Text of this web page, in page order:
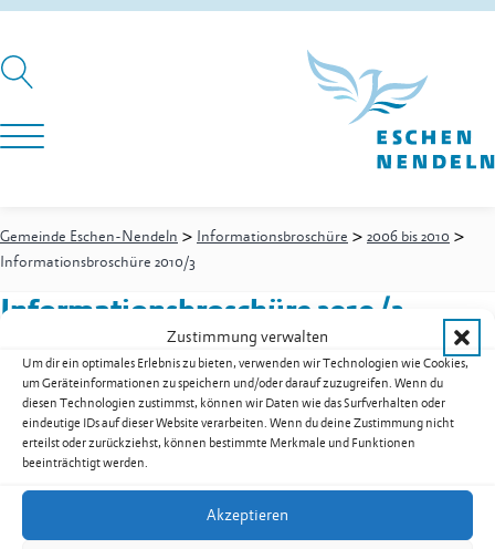
Zustimmung verwalten
Um dir ein optimales Erlebnis zu bieten, verwenden wir Technologien wie Cookies,
um Geräteinformationen zu speichern und/oder darauf zuzugreifen. Wenn du
diesen Technologien zustimmst, können wir Daten wie das Surfverhalten oder
eindeutige IDs auf dieser Website verarbeiten. Wenn du deine Zustimmung nicht
erteilst oder zurückziehst, können bestimmte Merkmale und Funktionen
beeinträchtigt werden.
Akzeptieren
Gemeinde Eschen-Nendeln > Informationsbroschüre > 2006 bis 2010 >
Informationsbroschüre 2010/3
Informationsbroschüre 2010/3
Informationsbroschüre 2010/3 als PDF herunterladen
Zur Übersicht der Downloads
Gemeinde Eschen-Nendeln
St. Martins-Ring 2, 9492 Eschen
Festnetz+423 377 50 10,verwaltung@eschen.li